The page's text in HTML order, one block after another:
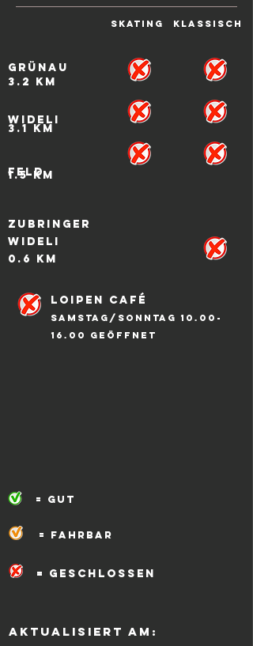
Skating Klassisch
GRÜNAU
WIDELI
Feld
Zubringer
Wideli
3.2 KM
3.1 KM
1.5 KM
0.6 KM
Loipen café
SAmstag/Sonntag 10.00-
16.00 geöffnet
= gut
= fahrbar
= geschlossen
aktualisiert am: